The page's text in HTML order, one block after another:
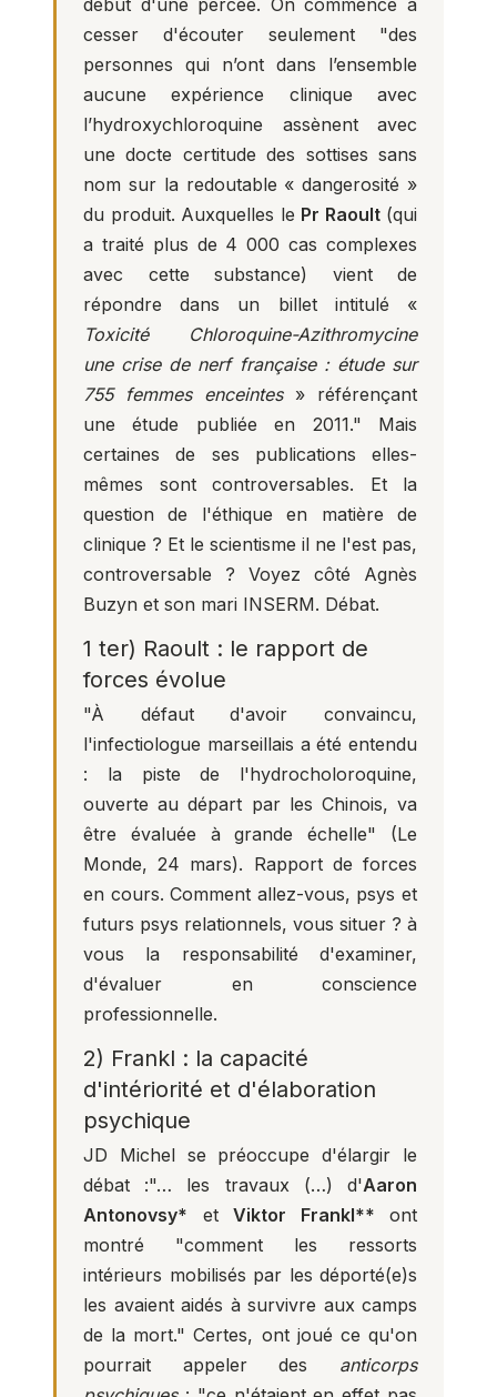
début d'une percée. On commence à
cesser d'écouter seulement "des
personnes qui n’ont dans l’ensemble
aucune expérience clinique avec
l’hydroxychloroquine assènent avec
une docte certitude des sottises sans
nom sur la redoutable « dangerosité »
du produit. Auxquelles le Pr Raoult(qui
a traité plus de 4 000 cas complexes
avec cette substance) vient de
répondre dans un billet intitulé «
Toxicité Chloroquine-Azithromycine
une crise de nerf française : étude sur
755 femmes enceintes » référençant
une étude publiée en 2011." Mais
certaines de ses publications elles-
mêmes sont controversables. Et la
question de l'éthique en matière de
clinique ? Et le scientisme il ne l'est pas,
controversable ? Voyez côté Agnès
Buzyn et son mari INSERM. Débat.
1 ter) Raoult : le rapport de
forces évolue
"À défaut d'avoir convaincu,
l'infectiologue marseillais a été entendu
: la piste de l'hydrocholoroquine,
ouverte au départ par les Chinois, va
être évaluée à grande échelle" (Le
Monde, 24 mars). Rapport de forces
en cours. Comment allez-vous, psys et
futurs psys relationnels, vous situer ? à
vous la responsabilité d'examiner,
d'évaluer en conscience
professionnelle.
2) Frankl : la capacité
d'intériorité et d'élaboration
psychique
JD Michel se préoccupe d'élargir le
débat :"… les travaux (…) d'Aaron
Antonovsy* et Viktor Frankl** ont
montré "comment les ressorts
intérieurs mobilisés par les déporté(e)s
les avaient aidés à survivre aux camps
de la mort." Certes, ont joué ce qu'on
pourrait appeler des anticorps